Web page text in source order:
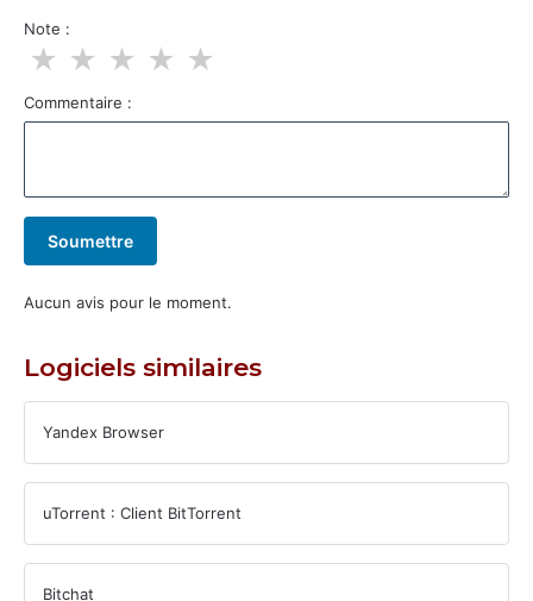
Note :
★
★
★
★
★
Commentaire :
Soumettre
Aucun avis pour le moment.
Logiciels similaires
Yandex Browser
uTorrent : Client BitTorrent
Bitchat